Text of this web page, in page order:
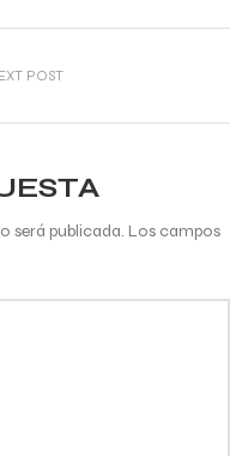
POST
será publicada. Los campos